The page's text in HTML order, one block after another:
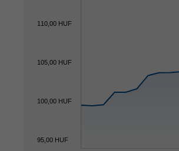
100,00 HUF
110,00 HUF
95,00 HUF
105,00 HUF